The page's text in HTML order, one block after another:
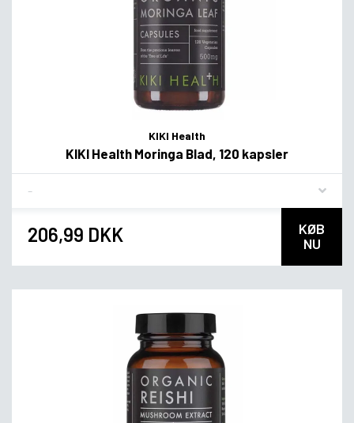
KIKI Health
KIKI Health Moringa Blad, 120 kapsler
206,99 DKK
KØB
NU